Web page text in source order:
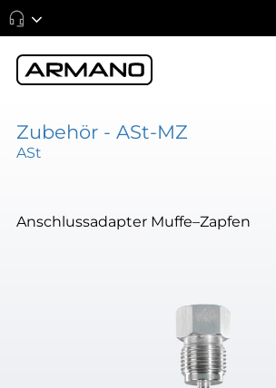
Zubehör - ASt-MZ
ASt
Anschlussadapter Muffe–Zapfen